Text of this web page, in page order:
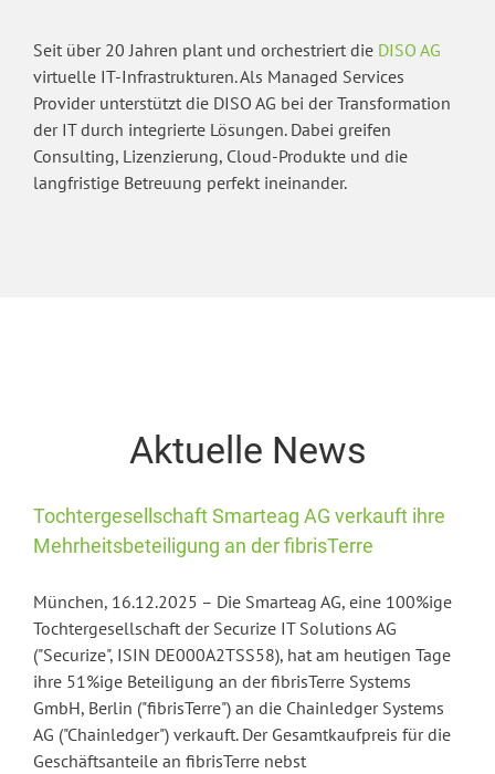
Seit über 20 Jahren plant und orchestriert die DISO AG
virtuelle IT-Infrastrukturen. Als Managed Services
Provider unterstützt die DISO AG bei der Transformation
der IT durch integrierte Lösungen. Dabei greifen
Consulting, Lizenzierung, Cloud-Produkte und die
langfristige Betreuung perfekt ineinander.
Aktuelle News
Tochtergesellschaft Smarteag AG verkauft ihre
Mehrheitsbeteiligung an der fibrisTerre
München, 16.12.2025 – Die Smarteag AG, eine 100%ige
Tochtergesellschaft der Securize IT Solutions AG
("Securize", ISIN DE000A2TSS58), hat am heutigen Tage
ihre 51%ige Beteiligung an der fibrisTerre Systems
GmbH, Berlin ("fibrisTerre") an die Chainledger Systems
AG ("Chainledger") verkauft. Der Gesamtkaufpreis für die
Geschäftsanteile an fibrisTerre nebst